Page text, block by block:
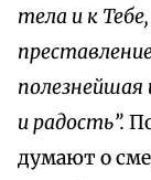
тела и к
полезнейшая
и радость”.
думают о